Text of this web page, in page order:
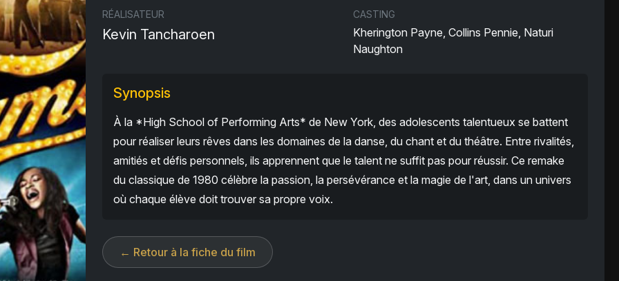
RÉALISATEUR
Kevin Tancharoen
CASTING
Kherington Payne, Collins Pennie, Naturi
Naughton
Synopsis
À la *High School of Performing Arts* de New York, des adolescents talentueux se battent
pour réaliser leurs rêves dans les domaines de la danse, du chant et du théâtre. Entre rivalités,
amitiés et défis personnels, ils apprennent que le talent ne suffit pas pour réussir. Ce remake
du classique de 1980 célèbre la passion, la persévérance et la magie de l'art, dans un univers
où chaque élève doit trouver sa propre voix.
← Retour à la fiche du film